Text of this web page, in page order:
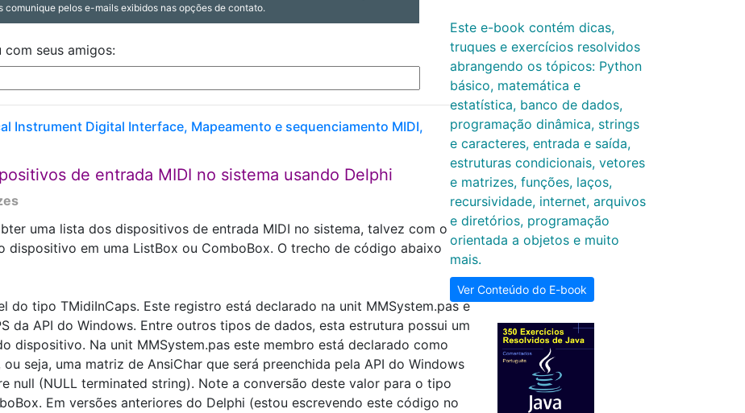
pelos e-mails exibidos nas opções de contato.
seus amigos:
Instrument Digital Interface, Mapeamento e sequenciamento MIDI,
de entrada MIDI no sistema usando Delphi
uma lista dos dispositivos de entrada MIDI no sistema, talvez com o
dispositivo em uma ListBox ou ComboBox. O trecho de código abaixo
do tipo TMidiInCaps. Este registro está declarado na unit MMSystem.pas e
da API do Windows. Entre outros tipos de dados, esta estrutura possui um
dispositivo. Na unit MMSystem.pas este membro está declarado como
seja, uma matriz de AnsiChar que será preenchida pela API do Windows
null (NULL terminated string). Note a conversão deste valor para o tipo
Em versões anteriores do Delphi (estou escrevendo este código no
Este e-book contém dicas,
truques e exercícios resolvidos
abrangendo os tópicos: Python
básico, matemática e
estatística, banco de dados,
programação dinâmica, strings
e caracteres, entrada e saída,
estruturas condicionais, vetores
e matrizes, funções, laços,
recursividade, internet, arquivos
e diretórios, programação
orientada a objetos e muito
mais.
Ver Conteúdo do E-book